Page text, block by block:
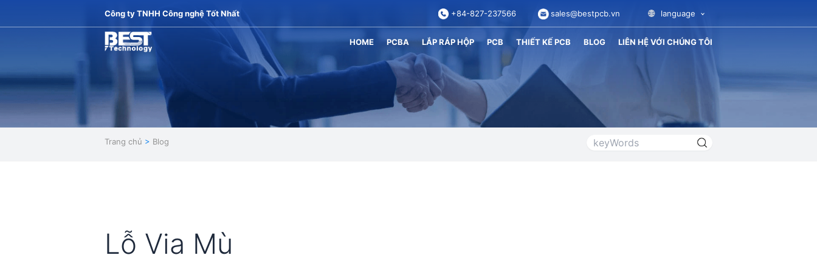
Công ty TNHH Công nghệ Tốt Nhất +84-827-237566 sales@bestpcb.vn language
HOME PCBA LẮP RÁP HỘP PCB THIẾT KẾ PCB BLOG LIÊN HỆ VỚI CHÚNG TÔI
Trang chủ > Blog
Lỗ Via Mù